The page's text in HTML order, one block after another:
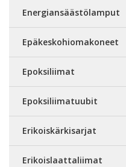
Energiansäästölamput
Epäkeskohiomakoneet
Epoksiliimat
Epoksiliimatuubit
Erikoiskärkisarjat
Erikoislaattaliimat